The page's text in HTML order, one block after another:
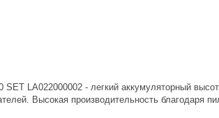
SET LA022000002 - легкий аккумуляторный
Высокая производительность благодаря